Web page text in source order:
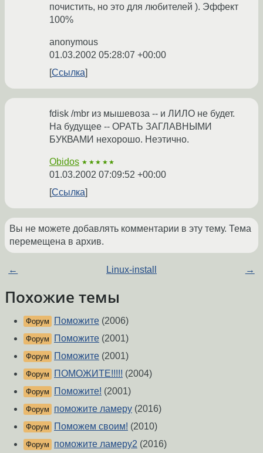
почистить, но это для любителей ). Эффект
100%
anonymous
01.03.2002 05:28:07 +00:00
Ссылка
fdisk /mbr из мышевоза -- и ЛИЛО не будет.
На будущее -- ОРАТЬ ЗАГЛАВНЫМИ
БУКВАМИ нехорошо. Неэтично.
Obidos ★★★★★
01.03.2002 07:09:52 +00:00
Ссылка
Вы не можете добавлять комментарии в эту тему. Тема
перемещена в архив.
← Linux-install →
Похожие темы
Форум Поможите (2006)
Форум Поможите (2001)
Форум Поможите (2001)
Форум ПОМОЖИТЕ!!!!! (2004)
Форум Поможите! (2001)
Форум поможите ламеру (2016)
Форум Поможем своим! (2010)
Форум поможите ламеру2 (2016)